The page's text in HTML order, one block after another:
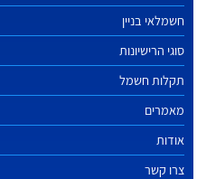
חשמלאי בניין
סוגי הרישיונות
תקלות חשמל
מאמרים
אודות
צרו קשר